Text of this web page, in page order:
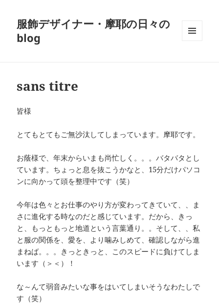
服飾デザイナー・摩耶の日々の
blog
sans titre
皆様
とてもとてもご無沙汰してしまっています。摩耶です。
お蔭様で、年末からいまも尚忙しく。。。バタバタとし
ています。ちょっと息を抜こうかなと、15分だけパソコ
ンに向かって頭を整理中です（笑）
今年は色々とお仕事のやり方が変わってきていて、、ま
さに進化する時なのだと感じています。だから、きっ
と、もっともっと地道という言葉通り。。そして、、私
と服の関係を、愛を、より噛みしめて、確認しながら進
まねば。。。きっときっと、このスピードに負けてしま
います（＞＜）！
な～んて弱音みたいな事をはいてしまいそうなわたしで
す（笑）